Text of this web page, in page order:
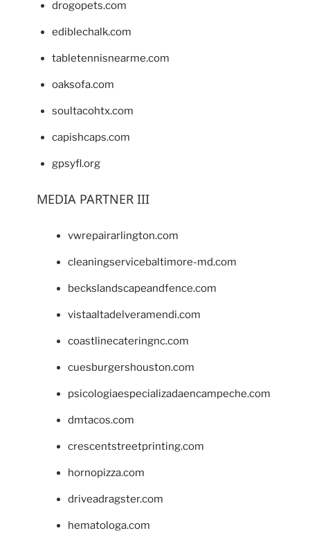
drogopets.com
ediblechalk.com
tabletennisnearme.com
oaksofa.com
soultacohtx.com
capishcaps.com
gpsyfl.org
MEDIA PARTNER III
vwrepairarlington.com
cleaningservicebaltimore-md.com
beckslandscapeandfence.com
vistaaltadelveramendi.com
coastlinecateringnc.com
cuesburgershouston.com
psicologiaespecializadaencampeche.com
dmtacos.com
crescentstreetprinting.com
hornopizza.com
driveadragster.com
hematologa.com